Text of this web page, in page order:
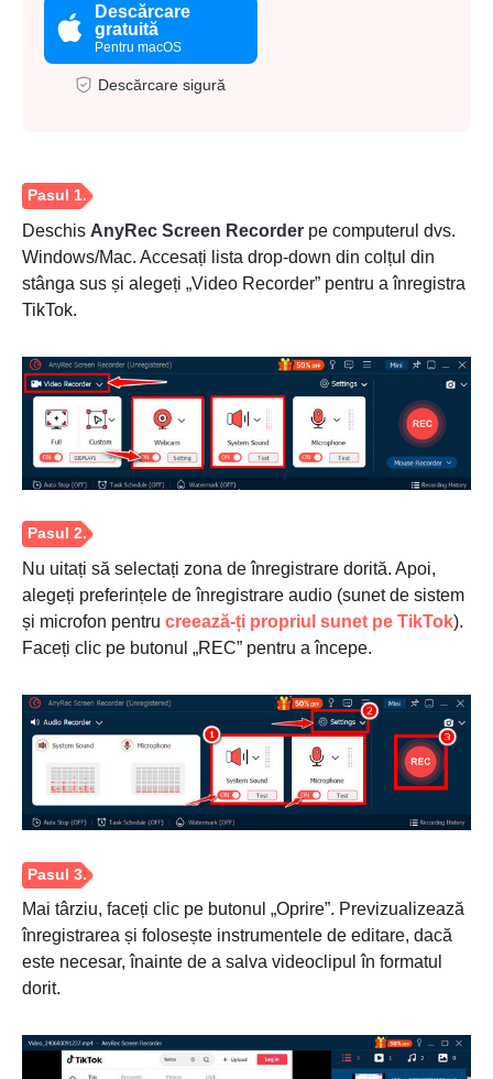
Descărcare
gratuită
Pentru macOS
Descărcare sigură
Pasul 1.
Deschis AnyRec Screen Recorder pe computerul dvs.
Windows/Mac. Accesați lista drop-down din colțul din
stânga sus și alegeți „Video Recorder” pentru a înregistra
TikTok.
Pasul 2.
Nu uitați să selectați zona de înregistrare dorită. Apoi,
alegeți preferințele de înregistrare audio (sunet de sistem
și microfon pentru creează-ți propriul sunet pe TikTok).
Faceți clic pe butonul „REC” pentru a începe.
Mai târziu, faceți clic pe butonul „Oprire”. Previzualizează
înregistrarea și folosește instrumentele de editare, dacă
este necesar, înainte de a salva videoclipul în formatul
dorit.